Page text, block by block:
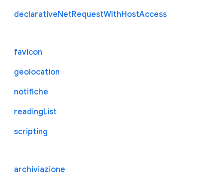
declarativeNetRequestWithHostAccess
favicon
geolocation
notifiche
readingList
scripting
archiviazione